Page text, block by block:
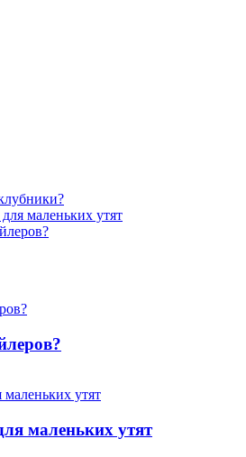
маленьких утят
маленьких утят